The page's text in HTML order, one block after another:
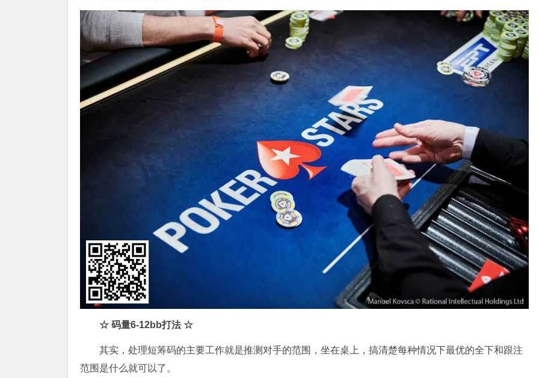
☆ 码量6-12bb打法 ☆
其实，处理短筹码的主要工作就是推测对手的范围，坐在桌上，搞清楚每种情况下最优的全下和跟注
范围是什么就可以了。